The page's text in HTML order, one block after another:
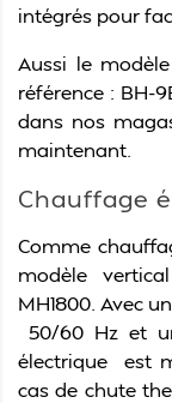
intégrés pour
Aussi le
référence : BH-
dans nos
maintenant.
Chauffage
Comme
modèle
MH1800 . Avec
50/60 Hz et
électrique
est
cas de chute